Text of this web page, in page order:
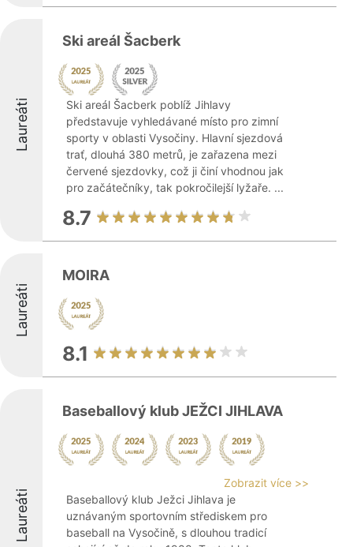
Laureáti
Ski areál Šacberk
Ski areál Šacberk poblíž Jihlavy
představuje vyhledávané místo pro zimní
sporty v oblasti Vysočiny. Hlavní sjezdová
trať, dlouhá 380 metrů, je zařazena mezi
červené sjezdovky, což ji činí vhodnou jak
pro začátečníky, tak pokročilejší lyžaře. ...
8.7
Laureáti
MOIRA
8.1
Laureáti
Baseballový klub JEŽCI JIHLAVA
Zobrazit více >>
Baseballový klub Ježci Jihlava je
uznávaným sportovním střediskem pro
baseball na Vysočině, s dlouhou tradicí